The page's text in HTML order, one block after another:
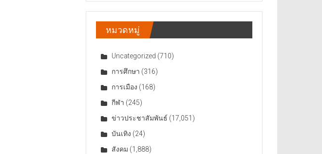
หมวดหมู่
Uncategorized (710)
การศึกษา (316)
การเมือง (168)
กีฬา (245)
ข่าวประชาสัมพันธ์ (17,051)
บันเทิง (24)
สังคม (1,888)